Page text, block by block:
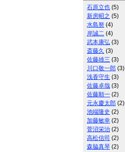
石原立也 (5)
新房昭之 (5)
水島努 (4)
岸誠二 (4)
武本康弘 (3)
斎藤久 (3)
佐藤雄三 (3)
川口敬一郎 (3)
浅香守生 (3)
佐藤卓哉 (3)
佐藤順一 (2)
元永慶太郎 (2)
池端隆史 (2)
加藤敏幸 (2)
菅沼栄治 (2)
高松信司 (2)
森脇真琴 (2)